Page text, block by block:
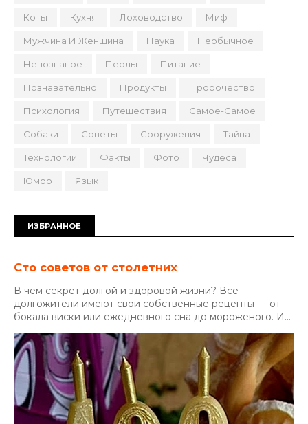
Коты Кухня Лоховодство Миф
Мужчина И Женщина Наука Необычное
Непознаное Перлы Питание
Познавательно Продукты Пророчество
Психология Путешествия Самое-Самое
Собаки Советы Сооружения Тайна
Технологии Факты Фото Чудеса
Юмор Язык
ИЗБРАННОЕ
Сто советов от столетних
В чем секрет долгой и здоровой жизни? Все
долгожители имеют свои собственные рецепты — от
бокала виски или ежедневного сна до мороженого. И...